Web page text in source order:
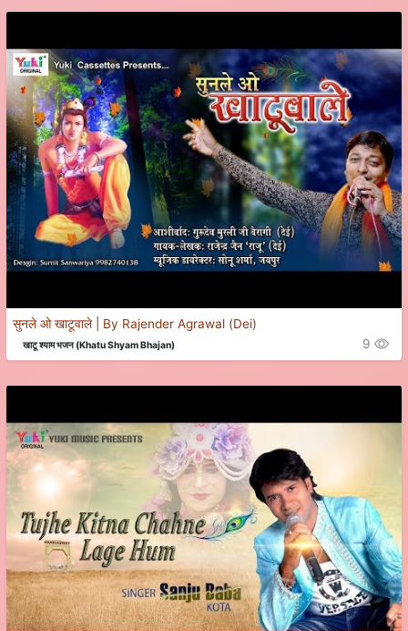
सुनले ओ खाटूवाले | By Rajender Agrawal (Dei)
खाटू श्याम भजन (Khatu Shyam Bhajan) 9